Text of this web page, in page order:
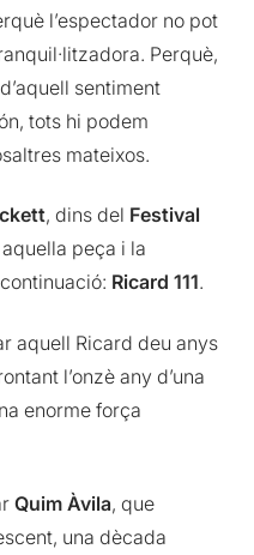
l’espectador no pot
Perquè,
sentiment
tots hi podem
mateixos.
, dins del Festival
peça i la
Ricard 111.
aquell Ricard deu anys
l’onzè any d’una
enorme força
Quim Àvila, que
una dècada